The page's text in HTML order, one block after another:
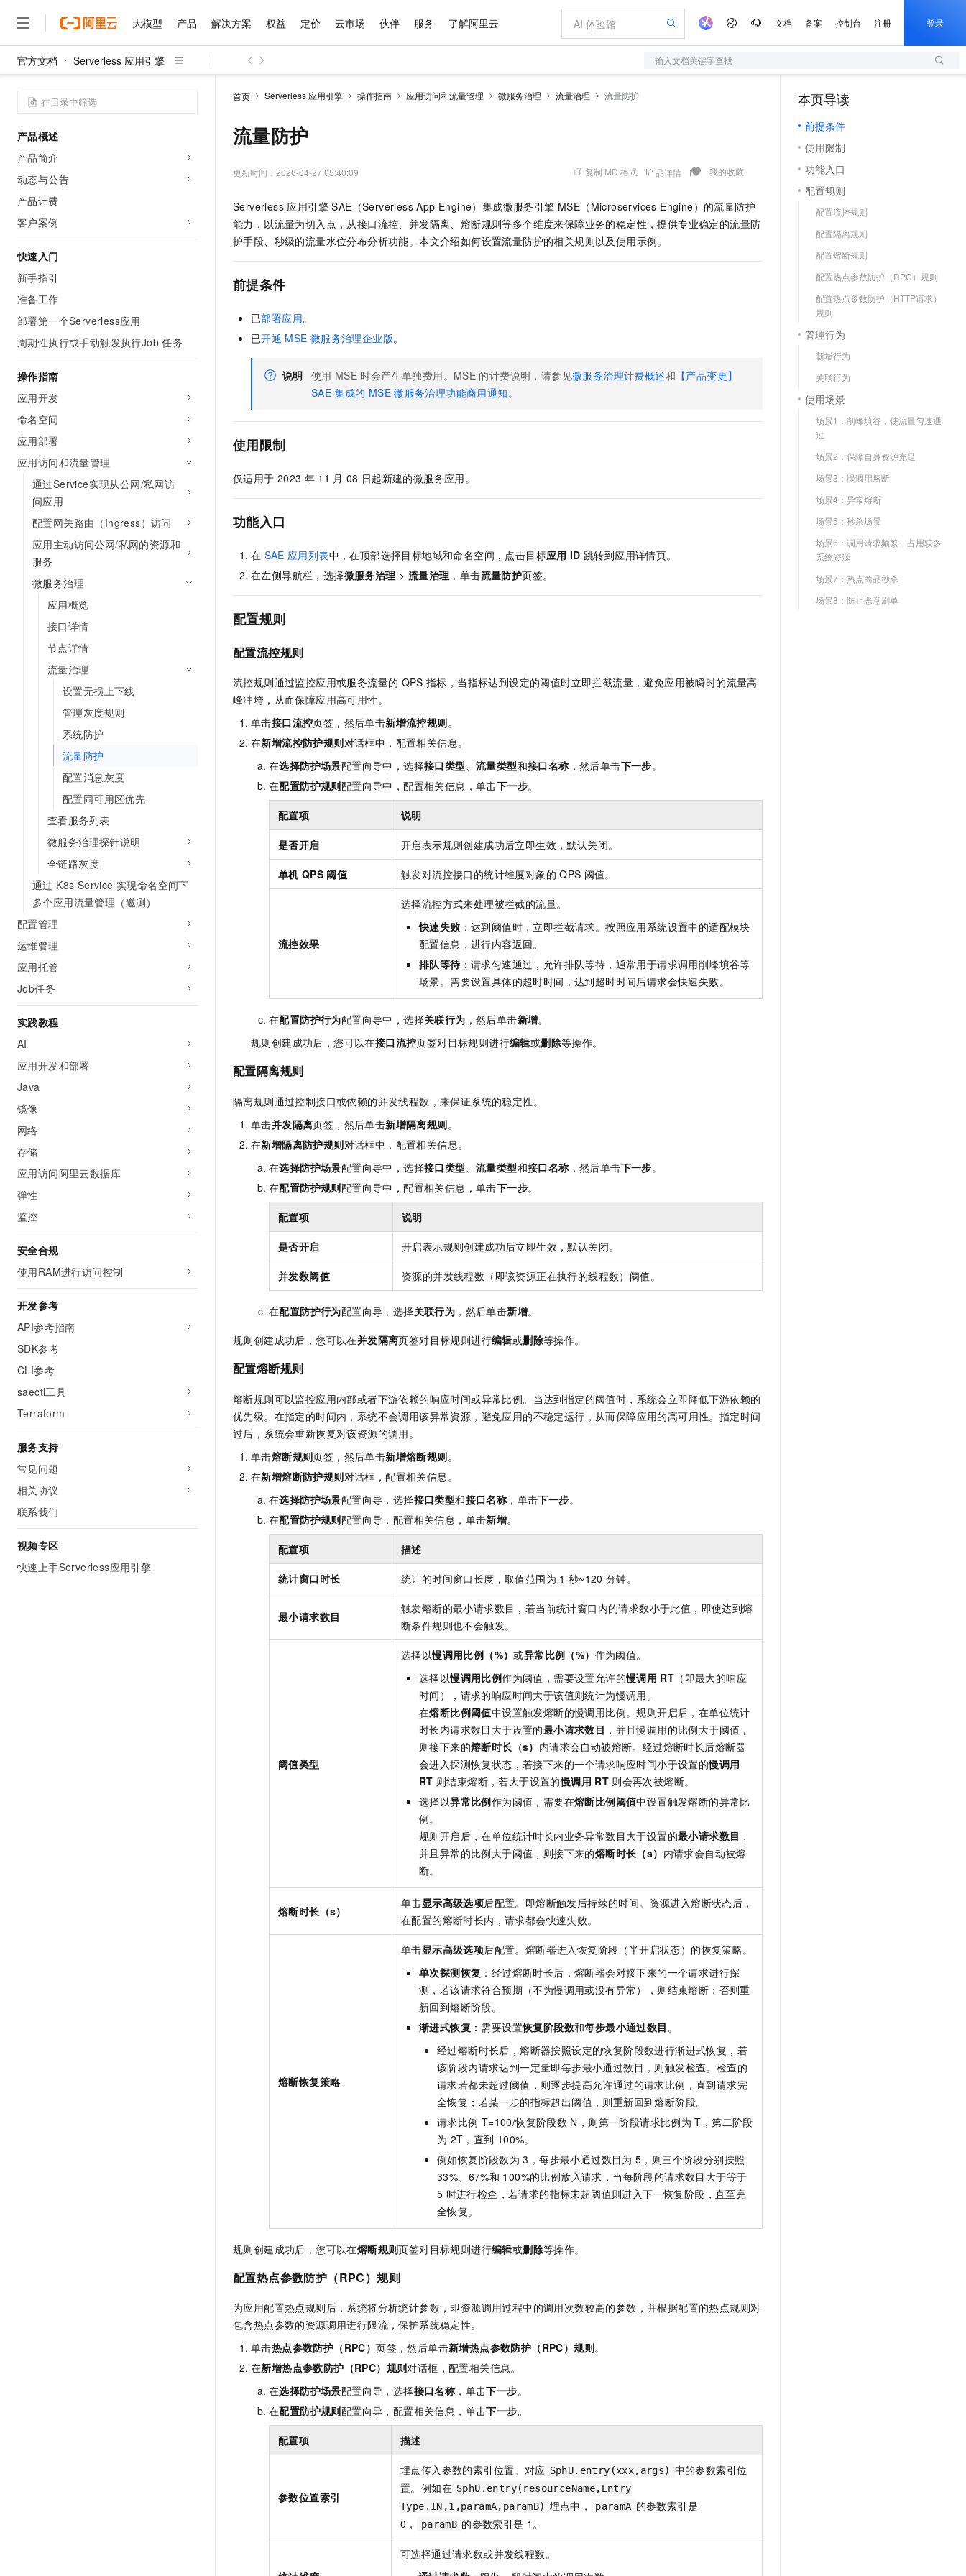
大模型 产品 解决方案 权益 定价 云市场 伙伴 服务 了解阿里云 文档 备案 控制台 注册 登录
官方文档 Serverless 应用引擎 输入文档关键字查找
产品概述
产品简介
动态与公告
产品计费
客户案例
快速入门
新手指引
准备工作
部署第一个Serverless应用
周期性执行或手动触发执行Job 任务
操作指南
应用开发
命名空间
应用部署
应用访问和流量管理
通过Service实现从公网/私网访
问应用
配置网关路由（Ingress）访问
应用主动访问公网/私网的资源和
服务
微服务治理
应用概览
接口详情
节点详情
流量治理
设置无损上下线
管理灰度规则
系统防护
流量防护
配置消息灰度
配置同可用区优先
查看服务列表
微服务治理探针说明
全链路灰度
通过 K8s Service 实现命名空间下
多个应用流量管理（邀测）
配置管理
运维管理
应用托管
Job任务
实践教程
AI
应用开发和部署
Java
镜像
网络
存储
应用访问阿里云数据库
弹性
监控
安全合规
使用RAM进行访问控制
开发参考
API参考指南
SDK参考
CLI参考
saectl工具
Terraform
服务支持
常见问题
相关协议
联系我们
视频专区
快速上手Serverless应用引擎
首页 Serverless 应用引擎 操作指南 应用访问和流量管理 微服务治理 流量治理 流量防护
流量防护
更新时间： 2026-04-27 05:40:09 复制 MD 格式 产品详情 我的收藏
Serverless 应用引擎 SAE（Serverless App Engine） 集成微服务引擎 MSE（Microservices Engine） 的流量防护
能力，以流量为切入点，从接口流控、并发隔离、熔断规则等多个维度来保障业务的稳定性，提供专业稳定的流量防
护手段、秒级的流量水位分布分析功能。本文介绍如何设置流量防护的相关规则以及使用示例。
前提条件
已部署应用。
已开通 MSE 微服务治理企业版。
说明 使用 MSE 时会产生单独费用。 MSE 的计费说明，请参见微服务治理计费概述和 【产品变更】
SAE 集成的 MSE 微服务治理功能商用通知。
使用限制
仅适用于 2023 年 11 月 08 日起新建的微服务应用。
功能入口
在 SAE 应用列表中，在顶部选择目标地域和命名空间，点击目标应用 ID 跳转到应用详情页。
在左侧导航栏，选择微服务治理 > 流量治理 ，单击流量防护页签。
配置规则
配置流控规则
流控规则通过监控应用或服务流量的 QPS 指标，当指标达到设定的阈值时立即拦截流量，避免应用被瞬时的流量高
峰冲垮，从而保障应用高可用性。
单击接口流控页签，然后单击新增流控规则。
在新增流控防护规则对话框中，配置相关信息。
在选择防护场景配置向导中，选择接口类型、流量类型和接口名称 ，然后单击下一步。
在配置防护规则配置向导中，配置相关信息，单击下一步。
配置项 说明
是否开启 开启表示规则创建成功后立即生效，默认关闭。
单机 QPS 阈值 触发对流控接口的统计维度对象的 QPS 阈值。
流控效果
选择流控方式来处理被拦截的流量。
快速失败 ：达到阈值时，立即拦截请求。按照应用系统设置中的适配模块
配置信息，进行内容返回。
排队等待：请求匀速通过，允许排队等待，通常用于请求调用削峰填谷等
场景。需要设置具体的超时时间，达到超时时间后请求会快速失败。
在配置防护行为配置向导中，选择关联行为 ，然后单击新增。
规则创建成功后，您可以在接口流控页签对目标规则进行编辑或删除等操作。
配置隔离规则
隔离规则通过控制接口或依赖的并发线程数，来保证系统的稳定性。
单击并发隔离页签，然后单击新增隔离规则。
在新增隔离防护规则对话框中，配置相关信息。
在选择防护场景配置向导中，选择接口类型 、流量类型和接口名称 ，然后单击下一步。
在配置防护规则配置向导中，配置相关信息，单击下一步。
配置项 说明
是否开启 开启表示规则创建成功后立即生效，默认关闭。
并发数阈值 资源的并发线程数（即该资源正在执行的线程数）阈值。
在配置防护行为配置向导，选择关联行为 ，然后单击新增。
规则创建成功后，您可以在并发隔离页签对目标规则进行编辑或删除等操作。
配置熔断规则
熔断规则可以监控应用内部或者下游依赖的响应时间或异常比例。当达到指定的阈值时，系统会立即降低下游依赖的
优先级。在指定的时间内，系统不会调用该异常资源，避免应用的不稳定运行，从而保障应用的高可用性。指定时间
过后，系统会重新恢复对该资源的调用。
单击熔断规则页签，然后单击新增熔断规则。
在新增熔断防护规则对话框，配置相关信息。
在选择防护场景配置向导，选择接口类型和接口名称 ，单击下一步。
在配置防护规则配置向导，配置相关信息，单击新增。
配置项 描述
统计窗口时长 统计的时间窗口长度，取值范围为 1 秒~120 分钟。
最小请求数目
触发熔断的最小请求数目，若当前统计窗口内的请求数小于此值，即使达到熔
断条件规则也不会触发。
阈值类型
选择以慢调用比例（%）或异常比例（%） 作为阈值。
选择以慢调用比例作为阈值，需要设置允许的慢调用 RT （即最大的响应
时间），请求的响应时间大于该值则统计为慢调用。
在熔断比例阈值中设置触发熔断的慢调用比例。规则开启后，在单位统计
时长内请求数目大于设置的最小请求数目 ，并且慢调用的比例大于阈值，
则接下来的熔断时长（s） 内请求会自动被熔断。经过熔断时长后熔断器
会进入探测恢复状态，若接下来的一个请求响应时间小于设置的慢调用
RT 则结束熔断，若大于设置的慢调用 RT 则会再次被熔断。
选择以异常比例作为阈值，需要在熔断比例阈值中设置触发熔断的异常比
例。
规则开启后，在单位统计时长内业务异常数目大于设置的最小请求数目 ，
并且异常的比例大于阈值，则接下来的熔断时长（s） 内请求会自动被熔
断。
熔断时长（s）
单击显示高级选项后配置。即熔断触发后持续的时间。资源进入熔断状态后，
在配置的熔断时长内，请求都会快速失败。
熔断恢复策略
单击显示高级选项后配置。熔断器进入恢复阶段（半开启状态）的恢复策略。
单次探测恢复 ：经过熔断时长后，熔断器会对接下来的一个请求进行探
测，若该请求符合预期（不为慢调用或没有异常），则结束熔断；否则重
新回到熔断阶段。
渐进式恢复 ：需要设置恢复阶段数和每步最小通过数目 。
经过熔断时长后，熔断器按照设定的恢复阶段数进行渐进式恢复，若
该阶段内请求达到一定量即每步最小通过数目，则触发检查。检查的
请求若都未超过阈值，则逐步提高允许通过的请求比例，直到请求完
全恢复；若某一步的指标超出阈值，则重新回到熔断阶段。
请求比例 T=100/恢复阶段数 N，则第一阶段请求比例为 T，第二阶段
为 2T，直到 100%。
例如恢复阶段数为 3，每步最小通过数目为 5，则三个阶段分别按照
33%、67%和 100%的比例放入请求，当每阶段的请求数目大于等于
5 时进行检查，若请求的指标未超阈值则进入下一恢复阶段，直至完
全恢复。
规则创建成功后，您可以在熔断规则页签对目标规则进行编辑或删除等操作。
配置热点参数防护（RPC）规则
为应用配置热点规则后，系统将分析统计参数，即资源调用过程中的调用次数较高的参数，并根据配置的热点规则对
包含热点参数的资源调用进行限流，保护系统稳定性。
单击热点参数防护（RPC）页签，然后单击新增热点参数防护（RPC）规则。
在新增热点参数防护（RPC）规则对话框，配置相关信息。
在选择防护场景配置向导，选择接口名称 ，单击下一步。
在配置防护规则配置向导，配置相关信息，单击下一步。
配置项 描述
参数位置索引
埋点传入参数的索引位置。对应 SphU.entry(xxx,args) 中的参数索引位
置。例如在 SphU.entry(resourceName,Entry
Type.IN,1,paramA,paramB) 埋点中， paramA 的参数索引是
0，
paramB 的参数索引是 1。
可选择通过请求数或并发线程数。
本页导读
前提条件
使用限制
功能入口
配置规则
配置流控规则
配置隔离规则
配置熔断规则
配置热点参数防护（RPC）规则
配置热点参数防护（HTTP请求）
规则
管理行为
新增行为
关联行为
使用场景
场景1：削峰填谷，使流量匀速通
过
场景2：保障自身资源充足
场景3：慢调用熔断
场景4：异常熔断
场景5：秒杀场景
场景6：调用请求频繁，占用较多
系统资源
场景7：热点商品秒杀
场景8：防止恶意刷单
大模型
千问AI平台 大模型服务平台百炼
Qwen3.8-Max HOT
智能体时代全能旗舰模型
能看、能想、能动手的多模态智能体模型
Qwen3-VL-Plus
Kimi-K3 NEW
Kimi 最新旗舰模型，长程编程与推理利器
HappyHorse-1.1-T2V
让文字生成流畅细腻的高质量视频
语音识别与合成
高表现力语音合成大模型，语音克隆听感自然
Fun-ASR
大模型服务
在线体验全尺寸、多种模态的模型效果
AI 应用构建
灵活可视化地构建企业级 Agent
大模型原生应用
NEW
一站式AI生产力平台
大模型服务平台百炼 - 全妙
多模态内容创作工具，已接入 DeepSeek
大模型解决方案
10 分钟在聊天系统中增加一个 AI 助手
与 AI 智能体进行实时音视频通话
产品
精选产品
计算
容器
存储
网络与CDN
安全
数据库
大数据计算
媒体服务
企业服务与云通信
终端用户计算
Serverless
开发工具
迁移与运维管理
精选产品
大模型服务与应用平台
多元化、高性能、安全可靠的大模型服务
无影云电脑
随时随地安全接入的云上超级电脑
云解析DNS
云原生大数据计算服务 MaxCompute
人工智能平台 PAI 大模型
一站式AI开发、训练和推理服务
Qoder CN
全托管，含MySQL、PostgreSQL、SQL Server、MariaDB多引擎
Qoder
面向真实软件的智能体编程平台
云原生数据库 PolarDB
轻量应用服务器
数字证书管理服务（原SSL证书）
实现全站HTTPS，呈现可信的WEB访问
短信服务
解决方案
精选解决方案
互联网应用开发
大数据
现代化应用
安全
网络
上云与迁云
企业出海
政企业务
精选解决方案
企业级Agent产品，直接交付可用成果
HappyHorse 打造一站式影视创作平台
快速拥有专属 OpenClaw
Hermes Agent，打造自进化智能体
自主进化，持久记忆，越用越聪明
Claude Code + GStack 打造工程团队
轻松解锁专属 DeepSeek-V4-Pro
5 分钟轻松部署专属 QwenPaw HOT
从聊天伙伴进化为能主动干活的本地数字员工
低代码高效构建企业门户网站
一句话生成原生可编辑精美 PPT 文稿
输入一句话想法, 轻松生成专业的 PPT
一键部署幻兽帕鲁游戏服务器
一键购买专属联机服务器，轻松开启游戏
漫剧工坊：一站式动画创作平台
快速生产连贯的高质量长漫剧
高效部署网站，快速应用到小程序
权益 普惠上云
云服务器38元/年起，超值低价云产品抢先购
推荐新用户得奖励，单订单最高返9万
云工开物
高校专属算力普惠，学生认证享300元代金券
解决方案免费试用 新老同享
AI 产品 免费试用
140+云产品 免费试用
产品新客免费试用，最长12个月
助力企业全员 AI 认知与能力提升
AI 特惠
Token Plan 模型订阅计划 NEW
Qwen3.8-Max 首发尝鲜，限时加量 10 倍，夜间低至2折
千问办公，限时限量积分加倍 NEW
AI 场景体验
从图文生成到视频创作，一键激活电商全链路生产力
AI 广告创作
图文、视频一站生成，高效打造优质广告素材
AI 建站
智能客服
AI 活动
AI 生产力先锋
先锋实践拓展 AI 生产力的边界
飞天发布时刻
所见，即是所愿
AI 实训营
从基础到进阶，Agent 创客手把手教你
覆盖90%+业务场景，专享组合折扣价
云聚AI 严选权益
AI 用量加速计划
新老同享，达量后返
定价 产品定价
了解云产品的定价详情
云上成本管理
管理和优化成本
价格计算器
自助选配和估算价格
配置报价器
阿里云 OPC 创新助力计划
Token 补贴，五大权
益加速 OPC 成功
云市场 精选商城
多端小程序
观测云
Tuya 物联网平台阿里云版
电子合同
畅捷通
Tableau 订阅
AI空中课堂在线直播课堂（旗舰版）
生态解决方案
行业生态解决方案
数据与 API
OCR 文字识别
发票查验
CRM
基础软件
JAVA
全能环境
SUSE
专业服务
公司注册
SSL 证书
AI 应用及服务市场
自然语言处理
伙伴 成为销售伙伴
咨询伙伴
销售伙伴合作计划
无影生态合作计划
Salesforce On Alibaba Cloud
Consulting Partner 合作计划
成为产品伙伴 产品伙伴合作计划
云网络合作计划
Salesforce On Alibaba Cloud ISV 合作
服务伙伴合作计划
Al MaaS 服务伙伴赋能合作
伙伴信用分合作计划
更多支持
合作伙伴培训与认证
查询合作伙伴
登录合作伙伴管理后台
服务 售前咨询
售后服务
自助服务
在线服务
工单服务
企业增值服务
企业成长
服务实践
阿里云认证
信息公告
官网公告
开发者社区
镜像站
了解阿里云 为什么选择阿里云
技术领先
分析师报告
研究报告与白皮书
天池大赛
AI 算法大赛
云开发大赛
最佳实践
看见新力量
金融模力时刻
市场活动
魔搭 ModelScope
加入我们
校园招聘